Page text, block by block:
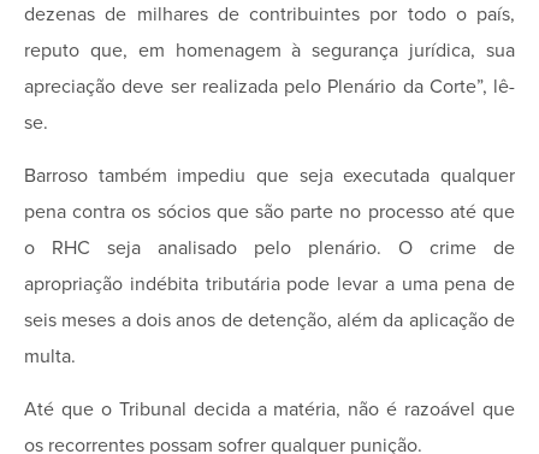
dezenas de milhares de contribuintes por todo o país,
reputo que, em homenagem à segurança jurídica, sua
apreciação deve ser realizada pelo Plenário da Corte”, lê-
se.
Barroso também impediu que seja executada qualquer
pena contra os sócios que são parte no processo até que
o RHC seja analisado pelo plenário. O crime de
apropriação indébita tributária pode levar a uma pena de
seis meses a dois anos de detenção, além da aplicação de
multa.
Até que o Tribunal decida a matéria, não é razoável que
os recorrentes possam sofrer qualquer punição.